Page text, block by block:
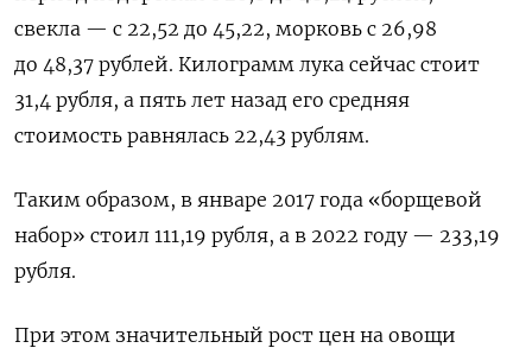
свекла — с 22,52 до 45,22, морковь с 26,98
до 48,37 рублей. Килограмм лука сейчас стоит
31,4 рубля, а пять лет назад его средняя
стоимость равнялась 22,43 рублям.
Таким образом, в январе 2017 года «борщевой
набор» стоил 111,19 рубля, а в 2022 году — 233,19
рубля.
При этом значительный рост цен на овощи